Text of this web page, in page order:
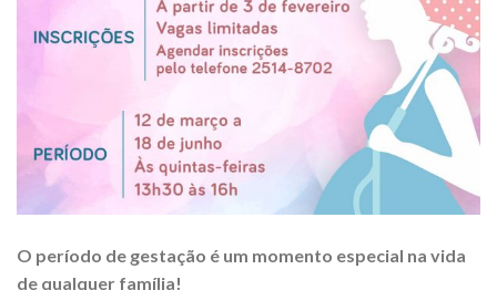
O período de gestação é um momento especial na vida
de qualquer família!